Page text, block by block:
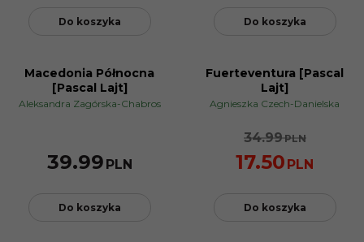
Do koszyka Do koszyka
NOWOŚĆ
Macedonia Północna
[Pascal Lajt]
Aleksandra Zagórska-Chabros
39.99 PLN
Do koszyka
Fuerteventura [Pascal
Lajt]
Agnieszka Czech-Danielska
34.99PLN
17.50 PLN
Do koszyka